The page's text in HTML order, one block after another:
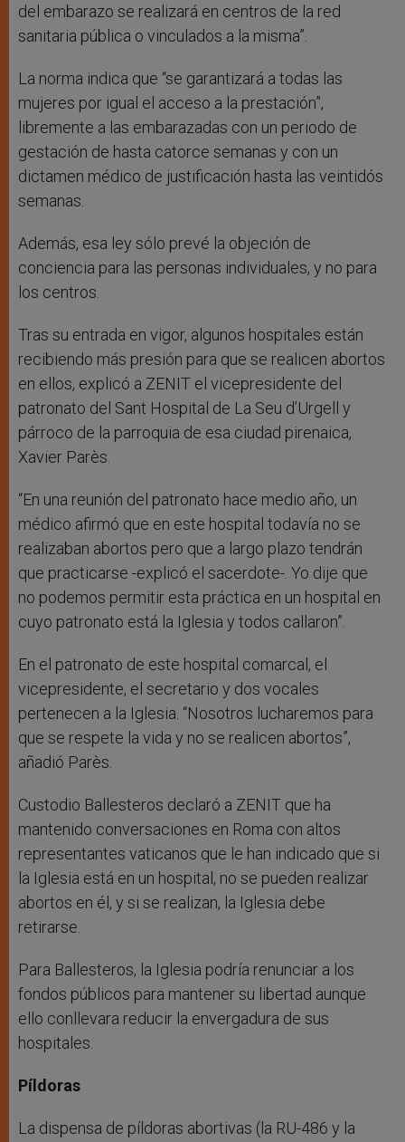
del embarazo se realizará en centros de la red
sanitaria pública o vinculados a la misma”.
La norma indica que “se garantizará a todas las
mujeres por igual el acceso a la prestación”,
libremente a las embarazadas con un periodo de
gestación de hasta catorce semanas y con un
dictamen médico de justificación hasta las veintidós
semanas.
Además, esa ley sólo prevé la objeción de
conciencia para las personas individuales, y no para
los centros.
Tras su entrada en vigor, algunos hospitales están
recibiendo más presión para que se realicen abortos
en ellos, explicó a ZENIT el vicepresidente del
patronato del Sant Hospital de La Seu d’Urgell y
párroco de la parroquia de esa ciudad pirenaica,
Xavier Parès.
“En una reunión del patronato hace medio año, un
médico afirmó que en este hospital todavía no se
realizaban abortos pero que a largo plazo tendrán
que practicarse -explicó el sacerdote-. Yo dije que
no podemos permitir esta práctica en un hospital en
cuyo patronato está la Iglesia y todos callaron”.
En el patronato de este hospital comarcal, el
vicepresidente, el secretario y dos vocales
pertenecen a la Iglesia. “Nosotros lucharemos para
que se respete la vida y no se realicen abortos”,
añadió Parès.
Custodio Ballesteros declaró a ZENIT que ha
mantenido conversaciones en Roma con altos
representantes vaticanos que le han indicado que si
la Iglesia está en un hospital, no se pueden realizar
abortos en él, y si se realizan, la Iglesia debe
retirarse.
Para Ballesteros, la Iglesia podría renunciar a los
fondos públicos para mantener su libertad aunque
ello conllevara reducir la envergadura de sus
hospitales.
Píldoras
La dispensa de píldoras abortivas (la RU-486 y la